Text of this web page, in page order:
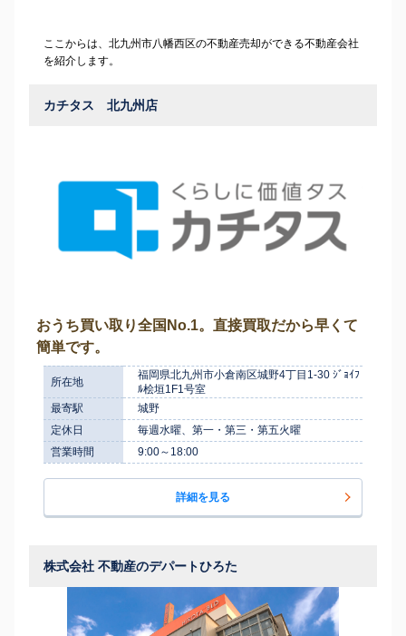
ここからは、北九州市八幡西区の不動産売却ができる不動産会社
を紹介します。
カチタス 北九州店
おうち買い取り全国No.1。直接買取だから早くて
簡単です。
所在地
福岡県北九州市小倉南区城野4丁目1-30 ｼﾞｮｲﾌ
ﾙ桧垣1F1号室
最寄駅
城野
定休日
毎週水曜、第一・第三・第五火曜
営業時間
9:00～18:00
詳細を見る
株式会社 不動産のデパートひろた